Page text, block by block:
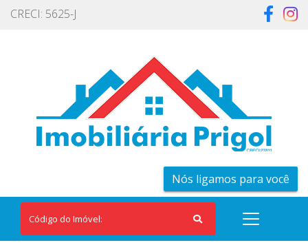
CRECI: 5625-J
Nós ligamos para você